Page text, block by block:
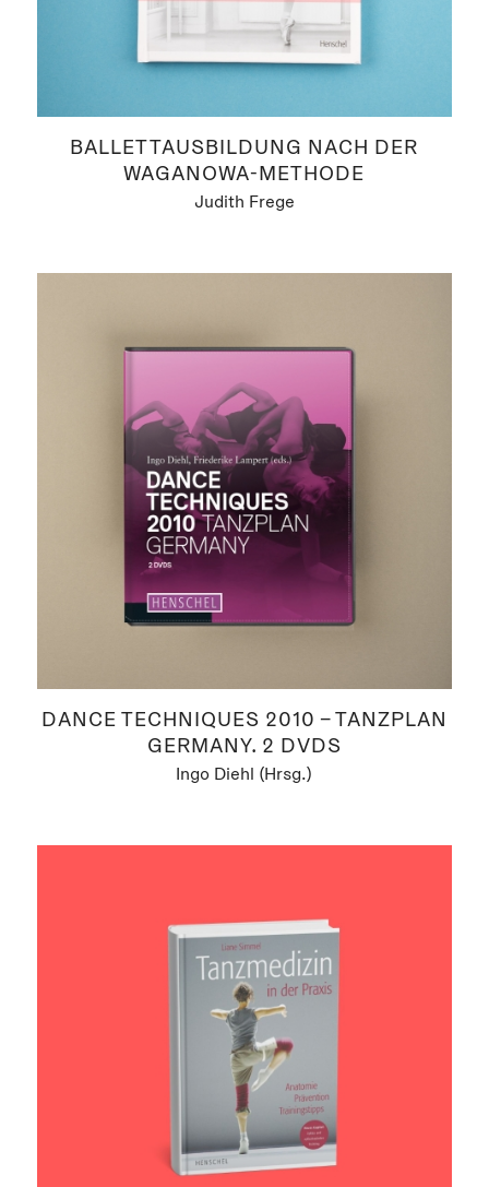
BALLETTAUSBILDUNG NACH DER
WAGANOWA-METHODE
Judith Frege
DANCE TECHNIQUES 2010 – TANZPLAN
GERMANY. 2 DVDS
Ingo Diehl (Hrsg.)